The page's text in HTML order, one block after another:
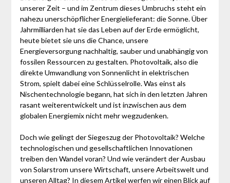
unserer Zeit – und im Zentrum dieses Umbruchs steht ein
nahezu unerschöpflicher Energielieferant: die Sonne. Über
Jahrmilliarden hat sie das Leben auf der Erde ermöglicht,
heute bietet sie uns die Chance, unsere
Energieversorgung nachhaltig, sauber und unabhängig von
fossilen Ressourcen zu gestalten. Photovoltaik, also die
direkte Umwandlung von Sonnenlicht in elektrischen
Strom, spielt dabei eine Schlüsselrolle. Was einst als
Nischentechnologie begann, hat sich in den letzten Jahren
rasant weiterentwickelt und ist inzwischen aus dem
globalen Energiemix nicht mehr wegzudenken.
Doch wie gelingt der Siegeszug der Photovoltaik? Welche
technologischen und gesellschaftlichen Innovationen
treiben den Wandel voran? Und wie verändert der Ausbau
von Solarstrom unsere Wirtschaft, unsere Arbeitswelt und
unseren Alltag? In diesem Artikel werfen wir einen Blick auf